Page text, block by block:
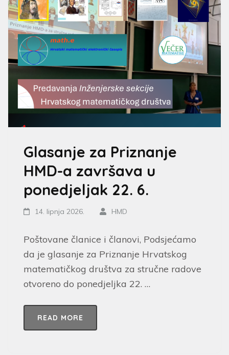
Glasanje za Priznanje
HMD-a završava u
ponedjeljak 22. 6.
14. lipnja 2026. HMD
Poštovane članice i članovi, Podsjećamo
da je glasanje za Priznanje Hrvatskog
matematičkog društva za stručne radove
otvoreno do ponedjeljka 22. …
READ MORE